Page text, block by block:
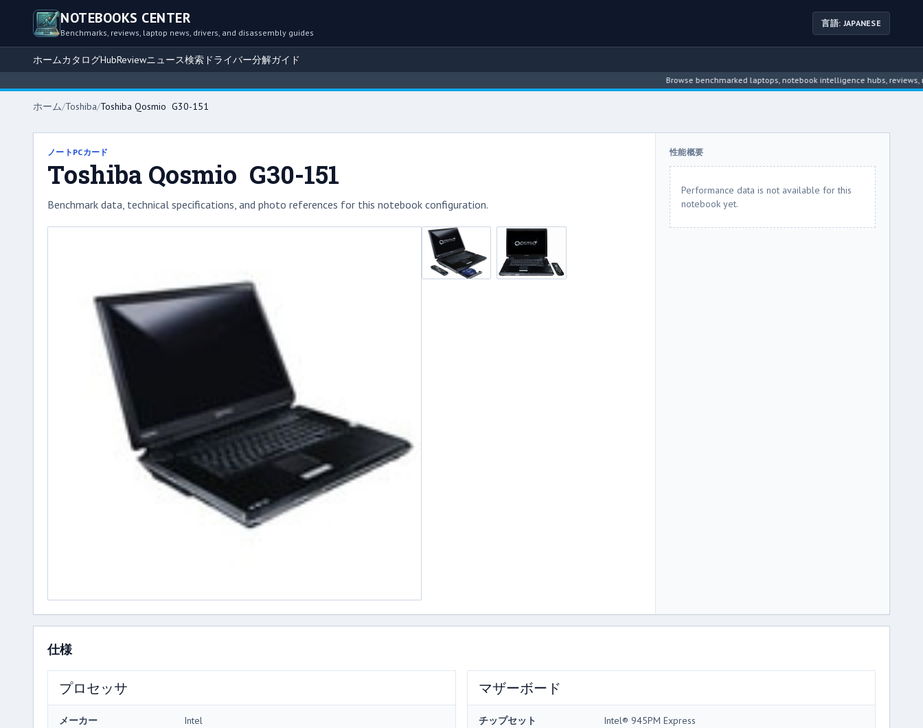
NOTEBOOKS CENTER
Benchmarks, reviews, laptop news, drivers, and disassembly guides
言語: JAPANESE
ホームカタログHubReviewニュース検索 ドライバー分解ガイド
Browse benchmarked laptops, notebook intelligence hubs, reviews, news,
ホーム/Toshiba/Toshiba Qosmio G30-151
ノートPCカード
Toshiba Qosmio G30-151
Benchmark data, technical specifications, and photo references for this notebook configuration.
性能概要
Performance data is not available for this
notebook yet.
仕様
プロセッサ
メーカー Intel
マザーボード
チップセット Intel® 945PM Express